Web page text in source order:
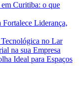
Curitiba: o que
Liderança,
no Lar
na sua Empresa
Ideal para Espaços